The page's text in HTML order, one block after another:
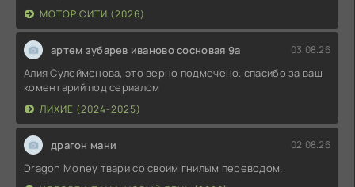
МОТОР СИТИ (2026)
артем зубарев иваново сосновая 9а 03.08.26
Алия Сулейменова, это верно подмечено. спасибо за ваш
коментарий под сериалом
ЛИХИЕ (2024-2025)
драгон мани 02.08.26
Dragon Money твари со своим гнилым переводом.